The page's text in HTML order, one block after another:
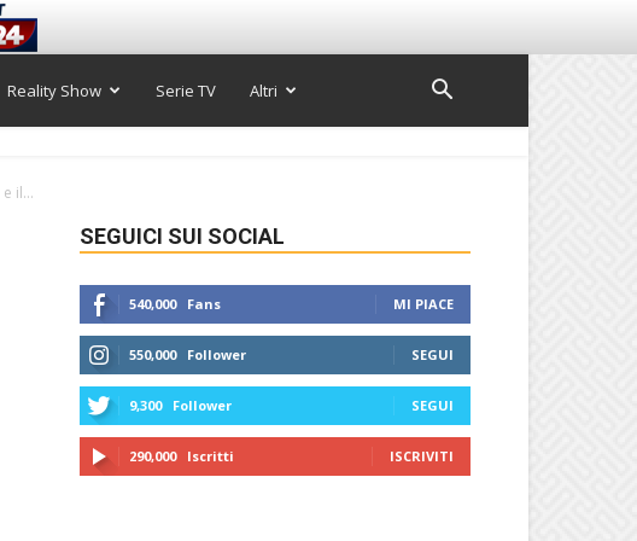
Reality Show Serie TV Altri
il...
SEGUICI SUI SOCIAL
540,000 Fans MI PIACE
550,000 Follower SEGUI
9,300 Follower SEGUI
290,000 Iscritti ISCRIVITI